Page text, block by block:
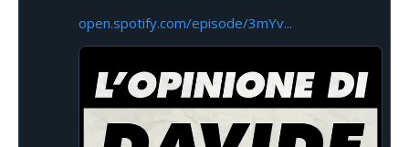
open.spotify.com/episode/3mYv...